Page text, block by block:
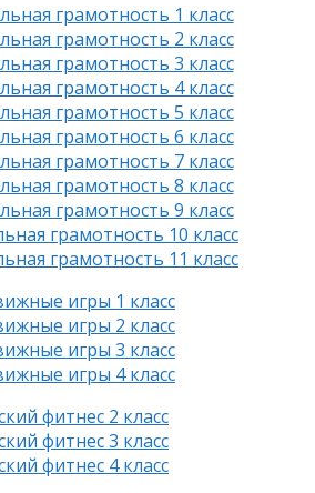
грамотность 1 класс
грамотность 2 класс
грамотность 3 класс
грамотность 4 класс
грамотность 5 класс
грамотность 6 класс
грамотность 7 класс
грамотность 8 класс
грамотность 9 класс
грамотность 10 класс
грамотность 11 класс
игры 1 класс
игры 2 класс
игры 3 класс
игры 4 класс
фитнес 2 класс
фитнес 3 класс
фитнес 4 класс